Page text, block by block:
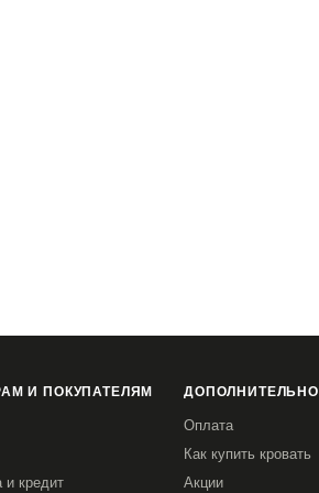
И ПОКУПАТЕЛЯМ
и кредит
ДОПОЛНИТЕЛЬНО
Оплата
Как купить кровать
Акции